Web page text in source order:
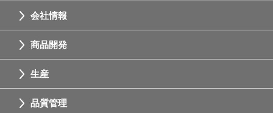
会社情報
商品開発
生産
品質管理